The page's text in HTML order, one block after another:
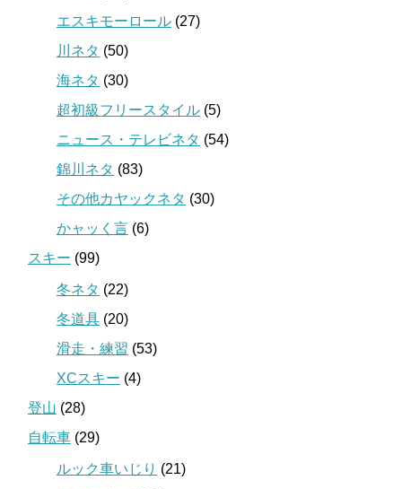
エスキモーロール (27)
川ネタ (50)
海ネタ (30)
超初級フリースタイル (5)
ニュース・テレビネタ (54)
錦川ネタ (83)
その他カヤックネタ (30)
かャッく言 (6)
スキー (99)
冬ネタ (22)
冬道具 (20)
滑走・練習 (53)
XCスキー (4)
登山 (28)
自転車 (29)
ルック車いじり (21)